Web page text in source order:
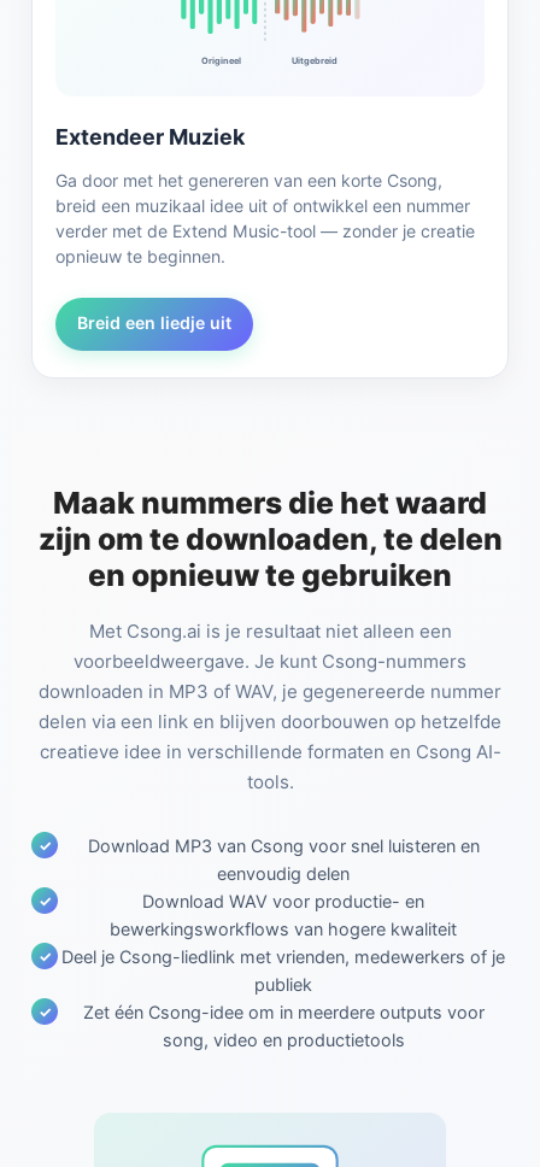
Origineel Uitgebreid
Extendeer Muziek
Ga door met het genereren van een korte Csong,
breid een muzikaal idee uit of ontwikkel een nummer
verder met de Extend Music-tool — zonder je creatie
opnieuw te beginnen.
Breid een liedje uit
Maak nummers die het waard
zijn om te downloaden, te delen
en opnieuw te gebruiken
Met Csong.ai is je resultaat niet alleen een
voorbeeldweergave. Je kunt Csong-nummers
downloaden in MP3 of WAV, je gegenereerde nummer
delen via een link en blijven doorbouwen op hetzelfde
creatieve idee in verschillende formaten en Csong AI-
tools.
Download MP3 van Csong voor snel luisteren en
eenvoudig delen
Download WAV voor productie- en
bewerkingsworkflows van hogere kwaliteit
Deel je Csong-liedlink met vrienden, medewerkers of je
publiek
Zet één Csong-idee om in meerdere outputs voor
song, video en productietools